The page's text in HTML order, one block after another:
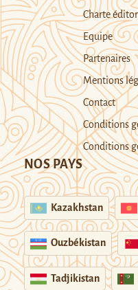
Charte
Equipe
Partenaires
Mentions
Contact
Conditions
Conditions
NOS PAYS
Kazakhstan
Ouzbékistan
Tadjikistan